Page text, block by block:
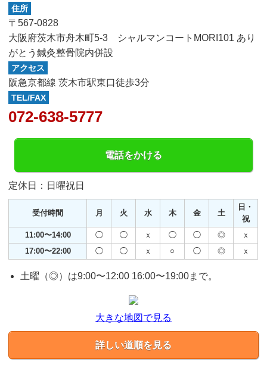
住所
〒567-0828
大阪府茨木市舟木町5-3 シャルマンコートMORI101 あり
がとう鍼灸整骨院内併設
アクセス
阪急京都線 茨木市駅東口徒歩3分
TEL/FAX
072-638-5777
電話をかける
定休日：日曜祝日
受付時間 月 火 水 木 金 土
日・
祝
11:00〜14:00
◯ ◯ ｘ ◯ ◯ ◎
ｘ
17:00〜22:00
◯ ◯ ｘ ○ ◯ ◎ ｘ
土曜（◎）は9:00〜12:00 16:00〜19:00まで。
大きな地図で見る
詳しい道順を見る